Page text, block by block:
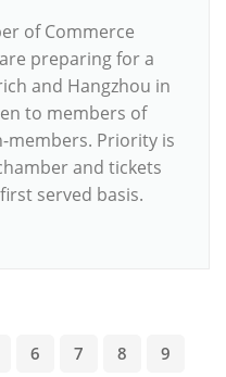
of Commerce
preparing for a
and Hangzhou in
to members of
members. Priority is
and tickets
served basis.
6 7 8 9